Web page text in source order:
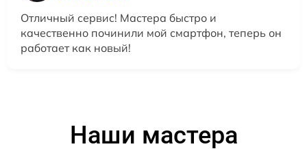
Отличный сервис! Мастера быстро и
качественно починили мой смартфон, теперь он
работает как новый!
Наши мастера